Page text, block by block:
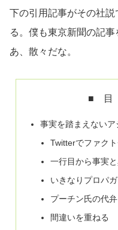
下の引用記事がその社
る。僕も東京新聞の記
あ、散々だな。
■
事実を踏まえないア
Twitterでファク
一行目から事実
いきなりプロパ
プーチン氏の代弁
間違いを重ねる